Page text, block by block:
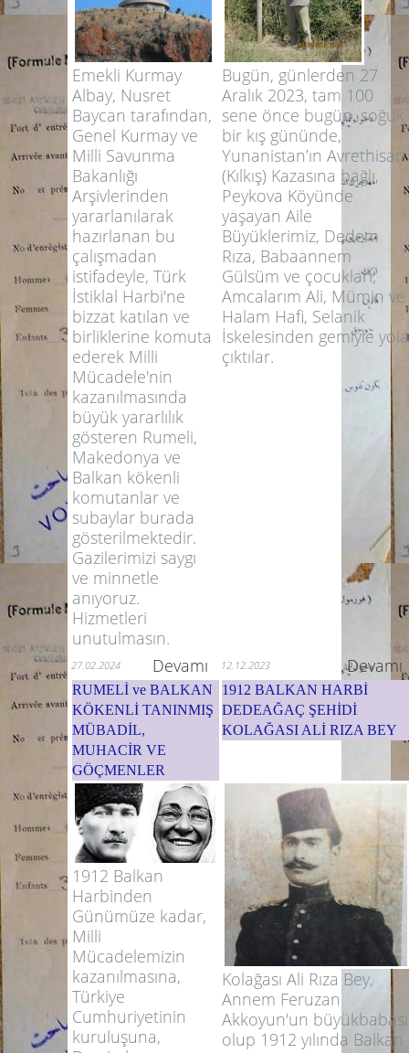
Emekli Kurmay
Albay, Nusret
Baycan tarafından,
Genel Kurmay ve
Milli Savunma
Bakanlığı
Arşivlerinden
yararlanılarak
hazırlanan bu
çalışmadan
istifadeyle, Türk
İstiklal Harbi'ne
bizzat katılan ve
birliklerine komuta
ederek Milli
Mücadele'nin
kazanılmasında
büyük yararlılık
gösteren Rumeli,
Makedonya ve
Balkan kökenli
komutanlar ve
subaylar burada
gösterilmektedir.
Gazilerimizi saygı
ve minnetle
anıyoruz.
Hizmetleri
unutulmasın.
Bugün, günlerden 27
Aralık 2023, tam 100
sene önce bugün, soğuk
bir kış gününde,
Yunanistan’ın Avrethisar
(Kılkış) Kazasına bağlı,
Peykova Köyünde
yaşayan Aile
Büyüklerimiz, Dedem
Rıza, Babaannem
Gülsüm ve çocukları;
Amcalarım Ali, Mümin ve
Halam Hafi, Selanik
İskelesinden gemiyle yola
çıktılar.
27.02.2024 Devamı 12.12.2023 Devamı
RUMELİ ve BALKAN
KÖKENLİ TANINMIŞ
MÜBADİL,
MUHACİR VE
GÖÇMENLER
1912 BALKAN HARBİ
DEDEAĞAÇ ŞEHİDİ
KOLAĞASI ALİ RIZA BEY
1912 Balkan
Harbinden
Günümüze kadar,
Milli
Mücadelemizin
kazanılmasına,
Türkiye
Cumhuriyetinin
kuruluşuna,
Kolağası Ali Rıza Bey,
Annem Feruzan
Akkoyun'un büyükbabası
olup 1912 yılında Balkan